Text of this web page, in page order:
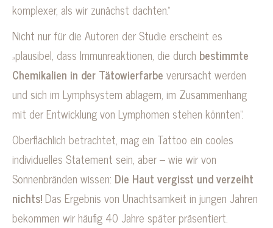
komplexer, als wir zunächst dachten.“
Nicht nur für die Autoren der Studie erscheint es
„plausibel, dass Immunreaktionen, die durch bestimmte
Chemikalien in der Tätowierfarbe verursacht werden
und sich im Lymphsystem ablagern, im Zusammenhang
mit der Entwick­lung von Lymphomen stehen könnten“.
Oberflächlich betrachtet, mag ein Tattoo ein cooles
individuelles Statement sein, aber – wie wir von
Sonnenbränden wissen: Die Haut vergisst und verzeiht
nichts! Das Ergebnis von Unachtsamkeit in jungen Jahren
bekommen wir häufig 40 Jahre später präsentiert.